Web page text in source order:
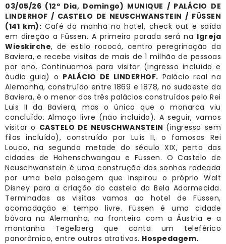
03/05/26 (12º Dia, Domingo) MUNIQUE / PALÁCIO DE
LINDERHOF / CASTELO DE NEUSCHWANSTEIN / FÜSSEN
(141 km): Café da manhã no hotel, check out e saída
em direção a Füssen. A primeira parada será na Igreja
Wieskirche, de estilo rococó, centro peregrinação da
Baviera, e recebe visitas de mais de 1 milhão de pessoas
por ano. Continuamos para visitar (ingresso incluído e
áudio guia) o PALÁCIO DE LINDERHOF. Palácio real na
Alemanha, construído entre 1869 e 1878, no sudoeste da
Baviera, é o menor dos três palácios construídos pelo Rei
Luis II da Baviera, mas o único que o monarca viu
concluído. Almoço livre (não incluído). A seguir, vamos
visitar o CASTELO DE NEUSCHWANSTEIN (ingresso sem
filas incluído), construído por Luís II, o famosos Rei
Louco, na segunda metade do século XIX, perto das
cidades de Hohenschwangau e Füssen. O Castelo de
Neuschwanstein é uma construção dos sonhos rodeada
por uma bela paisagem que inspirou o próprio Walt
Disney para a criação do castelo da Bela Adormecida.
Terminadas as visitas vamos ao hotel de Füssen,
acomodação e tempo livre. Füssen é uma cidade
bávara na Alemanha, na fronteira com a Áustria e a
montanha Tegelberg que conta um teleférico
panorâmico, entre outros atrativos. Hospedagem.